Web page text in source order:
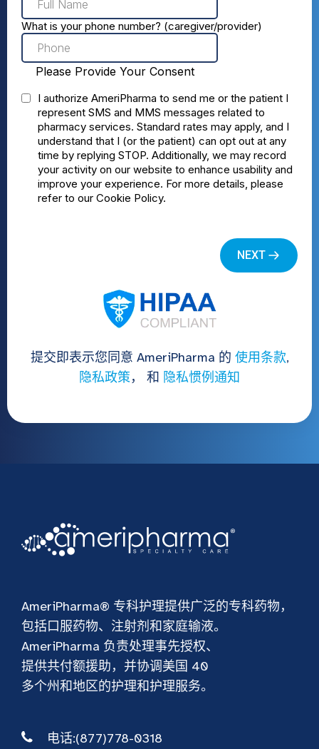
提交即表示您同意 AmeriPharma 的 使用条款,
隐私政策， 和 隐私惯例通知
AmeriPharma® 专科护理提供广泛的专科药物，
包括口服药物、注射剂和家庭输液。
AmeriPharma 负责处理事先授权、
提供共付额援助，并协调美国 40
多个州和地区的护理和护理服务。
电话:(877)778-0318